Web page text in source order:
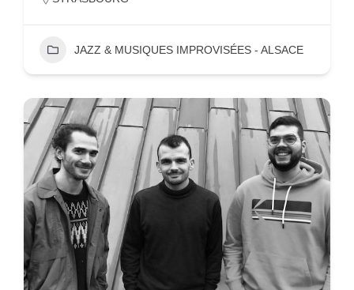
JAZZ & MUSIQUES IMPROVISÉES - ALSACE